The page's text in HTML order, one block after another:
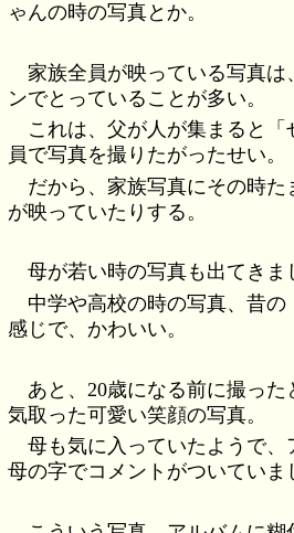
ゃんの時の写真とか。
家族全員が映っている写真は
ンでとっていることが多い。
これは、父が人が集まると
員で写真を撮りたがったせい。
だから、家族写真にその時
が映っていたりする。
母が若い時の写真も出てきま
中学や高校の時の写真、昔の
感じで、かわいい。
あと、20歳になる前に撮った
気取った可愛い笑顔の写真。
母も気に入っていたようで
母の字でコメントがついていま